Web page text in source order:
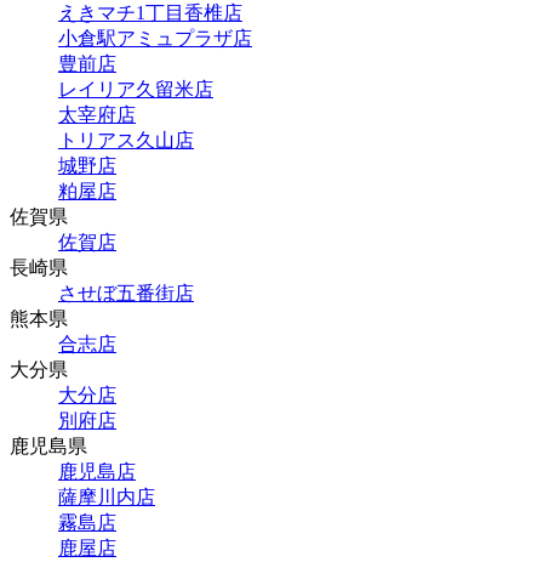
えきマチ1丁目香椎店
小倉駅アミュプラザ店
豊前店
レイリア久留米店
太宰府店
トリアス久山店
城野店
粕屋店
佐賀県
佐賀店
長崎県
させぼ五番街店
熊本県
合志店
大分県
大分店
別府店
鹿児島県
鹿児島店
薩摩川内店
霧島店
鹿屋店